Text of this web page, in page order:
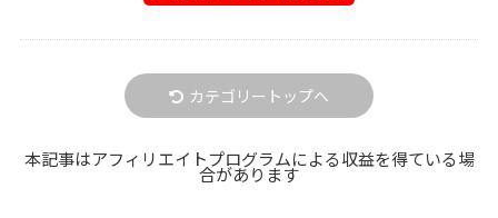
カテゴリートップへ
本記事はアフィリエイトプログラムによる収益を得ている場
合があります